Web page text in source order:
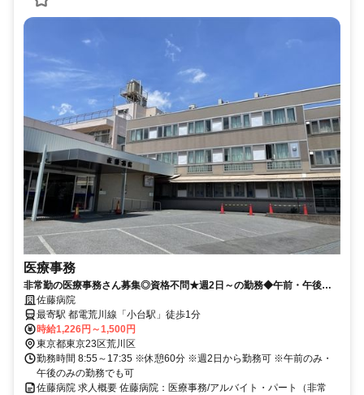
医療事務
非常勤の医療事務さん募集◎資格不問★週2日～の勤務◆午前・午後の
みでもOK♪駅チカ徒歩1分♪【荒川区、病院、小台駅、医療事務、非常
勤】※積極採用中
佐藤病院
最寄駅 都電荒川線「小台駅」徒歩1分
時給1,226円～1,500円
東京都東京23区荒川区
勤務時間 8:55～17:35 ※休憩60分 ※週2日から勤務可 ※午前のみ・
午後のみの勤務でも可
佐藤病院 求人概要 佐藤病院：医療事務/アルバイト・パート（非常